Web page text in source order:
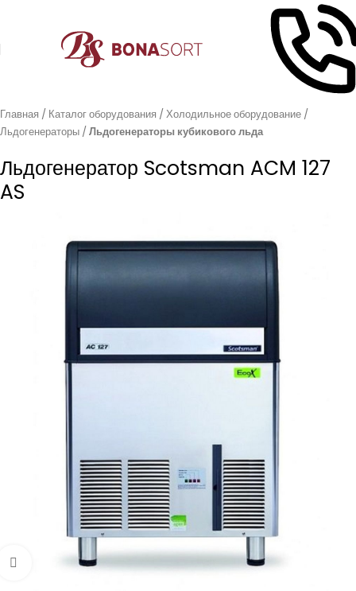
Главная Каталог оборудования
Холодильное оборудование
Льдогенераторы
Льдогенераторы кубикового льда
Льдогенератор Scotsman ACM 127
AS
Увеличить